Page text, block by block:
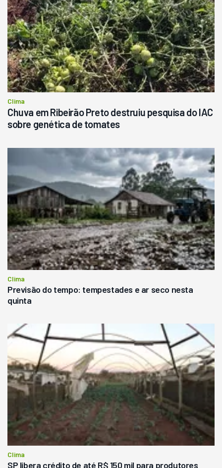
Clima
Chuva em Ribeirão Preto destruiu pesquisa do IAC
sobre genética de tomates
Clima
Previsão do tempo: tempestades e ar seco nesta
quinta
Clima
SP libera crédito de até R$ 150 mil para produtores